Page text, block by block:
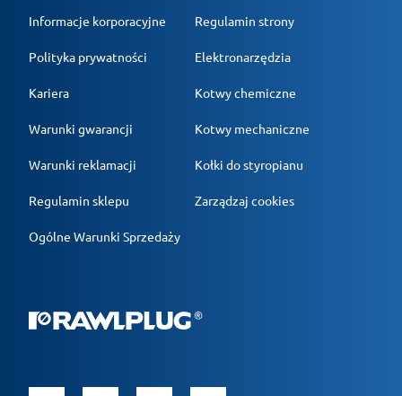
Informacje korporacyjne
Polityka prywatności
Kariera
Warunki gwarancji
Warunki reklamacji
Regulamin sklepu
Ogólne Warunki Sprzedaży
Regulamin strony
Elektronarzędzia
Kotwy chemiczne
Kotwy mechaniczne
Kołki do styropianu
Zarządzaj cookies